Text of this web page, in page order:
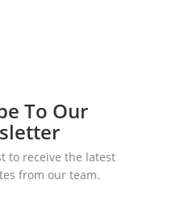
To Our
to receive the latest
from our team.